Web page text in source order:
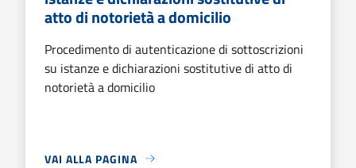
atto di notorietà a domicilio
Procedimento di autenticazione di sottoscrizioni
su istanze e dichiarazioni sostitutive di atto di
notorietà a domicilio
VAI ALLA PAGINA